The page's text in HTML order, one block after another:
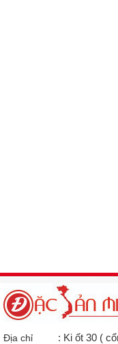
Địa chỉ
: Ki ốt 30 (